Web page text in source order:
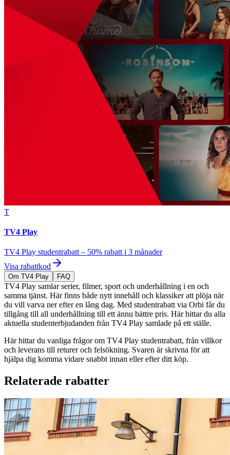
T
TV4 Play
TV4 Play studentrabatt – 50% rabatt i 3 månader
Visa rabattkod
Om TV4 Play FAQ
TV4 Play samlar serier, filmer, sport och underhållning i en och
samma tjänst. Här finns både nytt innehåll och klassiker att plöja när
du vill varva ner efter en lång dag. Med studentrabatt via Orbi får du
tillgång till all underhållning till ett ännu bättre pris. Här hittar du alla
aktuella studenterbjudanden från TV4 Play samlade på ett ställe.
Här hittar du vanliga frågor om TV4 Play studentrabatt, från villkor
och leverans till returer och felsökning. Svaren är skrivna för att
hjälpa dig komma vidare snabbt innan eller efter ditt köp.
Relaterade rabatter